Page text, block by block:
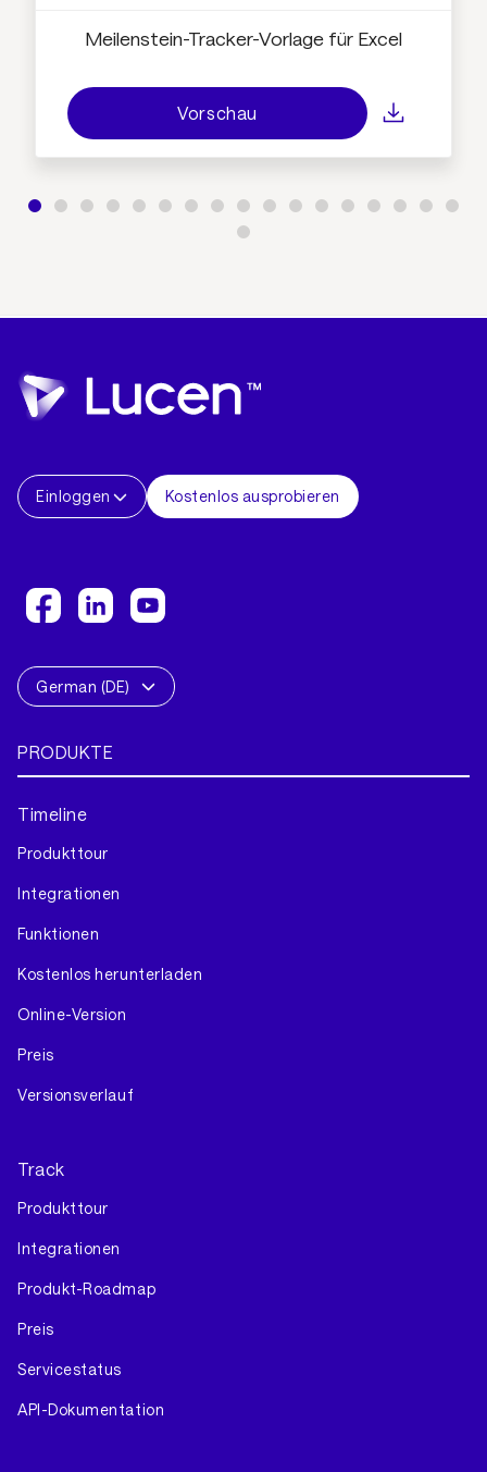
Meilenstein-Tracker-Vorlage für Excel
Vorschau
Einloggen Kostenlos ausprobieren
German (DE)
PRODUKTE
Timeline
Produkttour
Integrationen
Funktionen
Kostenlos herunterladen
Online-Version
Preis
Versionsverlauf
Track
Produkttour
Integrationen
Produkt-Roadmap
Preis
Servicestatus
API-Dokumentation